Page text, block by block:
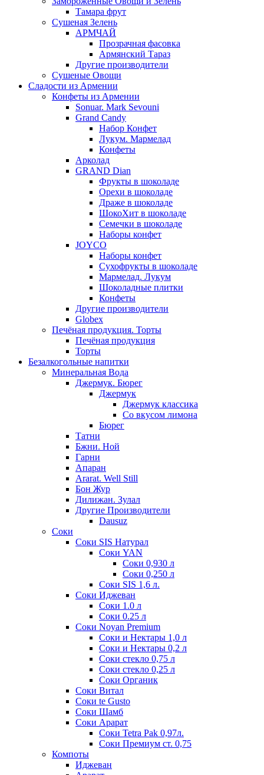
Тамара фрут
Сушеная Зелень
АРМЧАЙ
Прозрачная фасовка
Армянский Тараз
Другие производители
Сушеные Овощи
Сладости из Армении
Конфеты из Армении
Sonuar. Mark Sevouni
Grand Candy
Набор Конфет
Лукум. Мармелад
Конфеты
Арколад
GRAND Dian
Фрукты в шоколаде
Орехи в шоколаде
Драже в шоколаде
ШокоХит в шоколаде
Семечки в шоколаде
Наборы конфет
JOYCO
Наборы конфет
Сухофрукты в шоколаде
Мармелад. Лукум
Шоколадные плитки
Конфеты
Другие производители
Globex
Печёная продукция. Торты
Печёная продукция
Торты
Безалкогольные напитки
Минеральная Вода
Джермук. Бюрег
Джермук
Джермук классика
Со вкусом лимона
Бюрег
Татни
Бжни. Ной
Гарни
Апаран
Ararat. Well Still
Бон Жур
Дилижан. Зулал
Другие Производители
Dausuz
Соки
Соки SIS Натурал
Соки YAN
Соки 0,930 л
Соки 0,250 л
Соки SIS 1,6 л.
Соки Иджеван
Соки 1.0 л
Соки 0.25 л
Соки Noyan Premium
Соки и Нектары 1,0 л
Соки и Нектары 0,2 л
Соки стекло 0,75 л
Соки стекло 0,25 л
Соки Органик
Соки Витал
Соки te Gusto
Соки Шамб
Соки Арарат
Соки Tetra Pak 0,97л.
Соки Премиум ст. 0,75
Компоты
Иджеван